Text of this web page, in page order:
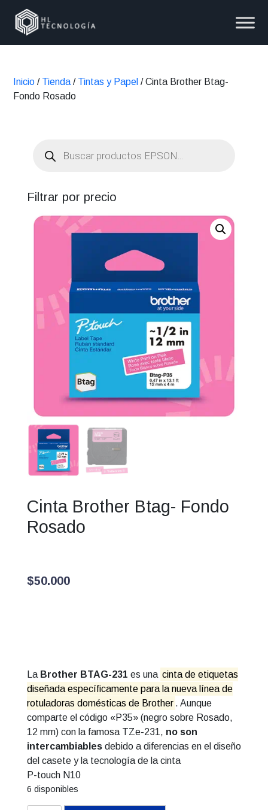
Inicio / Tienda / Tintas y Papel / Cinta Brother Btag-
Fondo Rosado
productos
Filtrar por precio
Cinta Brother Btag- Fondo
Rosado
$50.000
La Brother BTAG-231 es una cinta de etiquetas
diseñada específicamente para la nueva línea de
rotuladoras domésticas de Brother . Aunque
comparte el código «P35» (negro sobre Rosado,
12 mm) con la famosa TZe-231, no son
intercambiablesdebido a diferencias en el diseño
del casete y la tecnología de la cinta
P-touch N10
6 disponibles